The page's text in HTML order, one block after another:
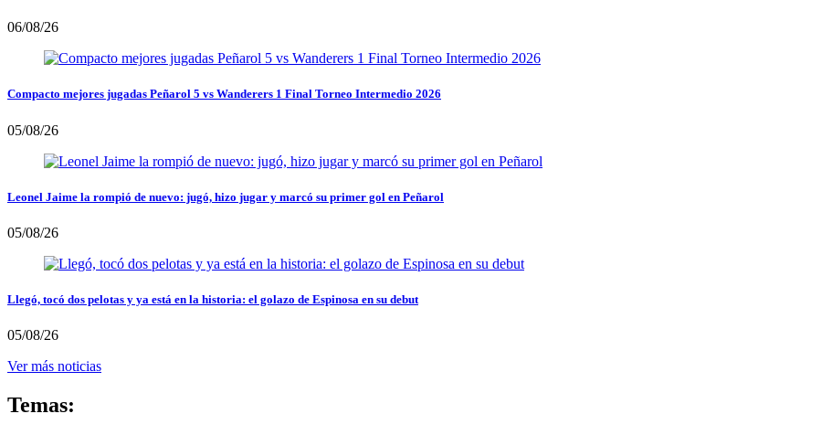
06/08/26
Compacto mejores jugadas Peñarol 5 vs Wanderers 1 Final Torneo Intermedio 2026
05/08/26
Leonel Jaime la rompió de nuevo: jugó, hizo jugar y marcó su primer gol en Peñarol
05/08/26
Llegó, tocó dos pelotas y ya está en la historia: el golazo de Espinosa en su debut
05/08/26
Ver más noticias
Temas: